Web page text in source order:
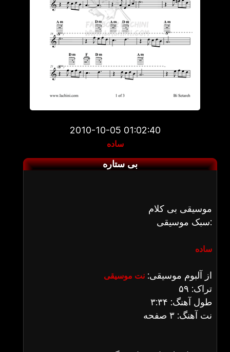
2010-10-05 01:02:40
ساده
بی ستاره
موسیقی بی کلام
سبک موسیقی:
ساده
از آلبوم موسیقی: نت موسیقی
تراک: ۵۹
طول آهنگ: ۳:۳۴
نت آهنگ: ۳ صفحه